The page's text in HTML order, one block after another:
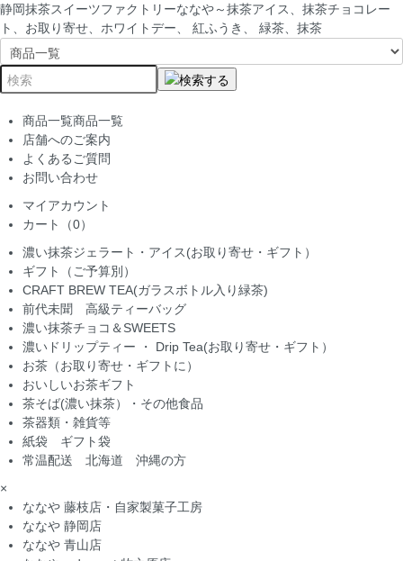
静岡抹茶スイーツファクトリーななや～抹茶アイス、抹茶チョコレー
ト、お取り寄せ、ホワイトデー、 紅ふうき、 緑茶、抹茶
商品一覧商品一覧
店舗へのご案内
よくあるご質問
お問い合わせ
マイアカウント
カート（0）
濃い抹茶ジェラート・アイス(お取り寄せ・ギフト）
ギフト（ご予算別）
CRAFT BREW TEA(ガラスボトル入り緑茶)
前代未聞 高級ティーバッグ
濃い抹茶チョコ＆SWEETS
濃いドリップティー ・ Drip Tea(お取り寄せ・ギフト）
お茶（お取り寄せ・ギフトに）
おいしいお茶ギフト
茶そば(濃い抹茶）・その他食品
茶器類・雑貨等
紙袋 ギフト袋
常温配送 北海道 沖縄の方
×
ななや 藤枝店・自家製菓子工房
ななや 静岡店
ななや 青山店